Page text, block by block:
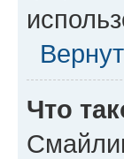
Что